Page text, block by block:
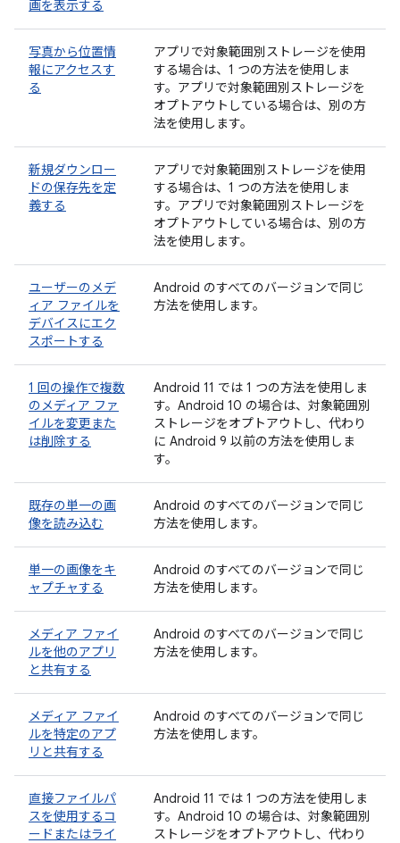
画を表示する
写真から位置情
報にアクセスす
る
アプリで対象範囲別ストレージを使用
する場合は、1 つの方法を使用しま
す。アプリで対象範囲別ストレージを
オプトアウトしている場合は、別の方
法を使用します。
新規ダウンロー
ドの保存先を定
義する
アプリで対象範囲別ストレージを使用
する場合は、1 つの方法を使用しま
す。アプリで対象範囲別ストレージを
オプトアウトしている場合は、別の方
法を使用します。
ユーザーのメデ
ィア ファイルを
デバイスにエク
スポートする
Android のすべてのバージョンで同じ
方法を使用します。
1 回の操作で複数
のメディア ファ
イルを変更また
は削除する
Android 11 では 1 つの方法を使用しま
す。Android 10 の場合は、対象範囲別
ストレージをオプトアウトし、代わり
に Android 9 以前の方法を使用しま
す。
既存の単一の画
像を読み込む
Android のすべてのバージョンで同じ
方法を使用します。
単一の画像をキ
ャプチャする
Android のすべてのバージョンで同じ
方法を使用します。
メディア ファイ
ルを他のアプリ
と共有する
Android のすべてのバージョンで同じ
方法を使用します。
メディア ファイ
ルを特定のアプ
リと共有する
Android のすべてのバージョンで同じ
方法を使用します。
直接ファイルパ
スを使用するコ
ードまたはライ
Android 11 では 1 つの方法を使用しま
す。Android 10 の場合は、対象範囲別
ストレージをオプトアウトし、代わり